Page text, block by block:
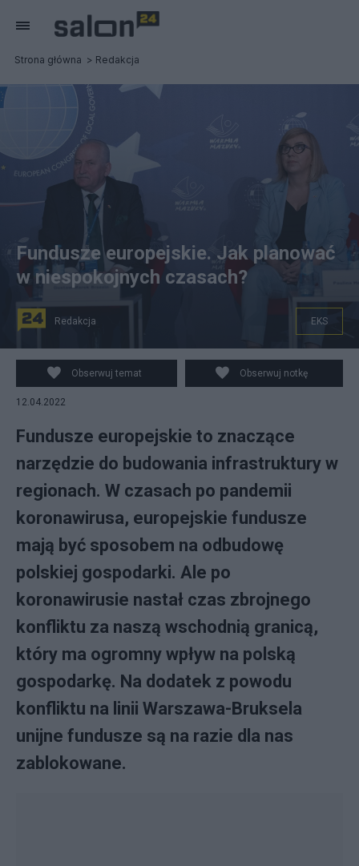
Strona główna Redakcja
Gustaw Marek Brzezin i Paulina Hennig-Kloska w czasie
panelu EKS w Mikołajkach Fot. EKS
Fundusze europejskie. Jak planować
w niespokojnych czasach?
Redakcja EKS
Obserwuj temat Obserwuj notkę
12.04.2022
Fundusze europejskie to znaczące
narzędzie do budowania infrastruktury w
regionach. W czasach po pandemii
koronawirusa, europejskie fundusze
mają być sposobem na odbudowę
polskiej gospodarki. Ale po
koronawirusie nastał czas zbrojnego
konfliktu za naszą wschodnią granicą,
który ma ogromny wpływ na polską
gospodarkę. Na dodatek z powodu
konfliktu na linii Warszawa-Bruksela
unijne fundusze są na razie dla nas
zablokowane.